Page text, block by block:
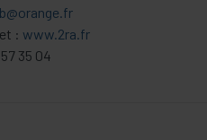
: www.2ra.fr
35 04